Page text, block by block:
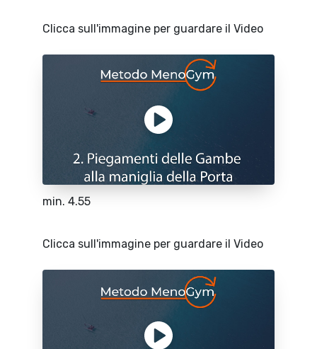
Clicca sull'immagine per guardare il Video
min. 4.55
Clicca sull'immagine per guardare il Video